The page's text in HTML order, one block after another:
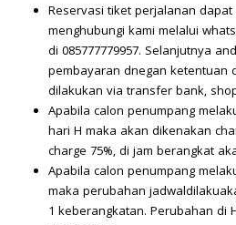
Reservasi tiket perjalanan
menghubungi kami melalui
di 085777779957. Selanjutnya
pembayaran dnegan ketentuan
dilakukan via transfer bank,
Apabila calon penumpang
hari H maka akan dikenakan
charge 75%, di jam berangkat
Apabila calon penumpang
maka perubahan
1 keberangkatan. Perubahan di